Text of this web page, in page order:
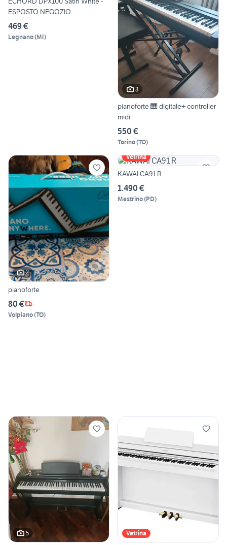
ESPOSTO NEGOZIO
469 €
Legnano(MI)
3
pianoforte 🎹 digitale+ controller
midi
550 €
Torino(TO)
2
pianoforte
80 €
Volpiano(TO)
Vetrina
KAWAI CA91 R
1.490 €
Mestrino(PD)
5 Vetrina